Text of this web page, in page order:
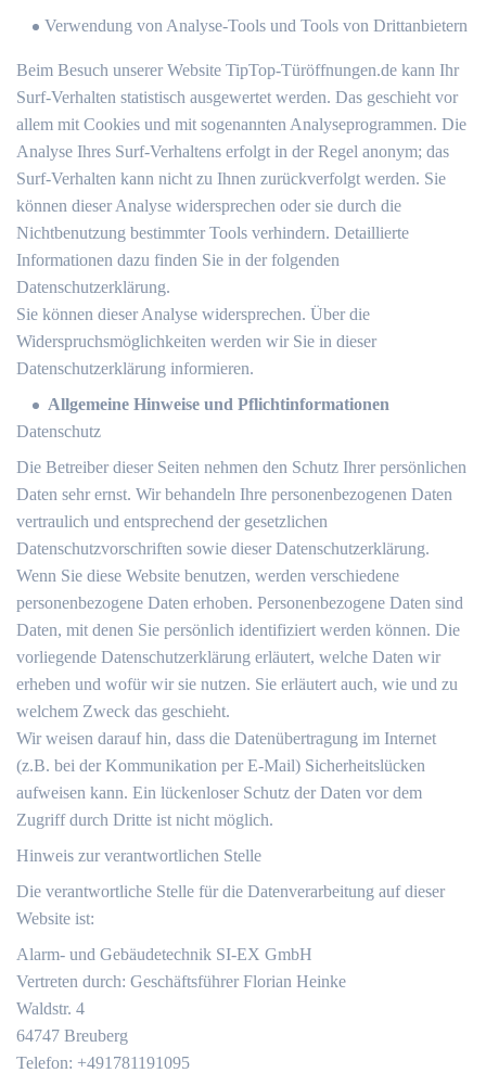
Verwendung von Analyse-Tools und Tools von Drittanbietern
Beim Besuch unserer Website TipTop-Türöffnungen.de kann Ihr
Surf-Verhalten statistisch ausgewertet werden. Das geschieht vor
allem mit Cookies und mit sogenannten Analyseprogrammen. Die
Analyse Ihres Surf-Verhaltens erfolgt in der Regel anonym; das
Surf-Verhalten kann nicht zu Ihnen zurückverfolgt werden. Sie
können dieser Analyse widersprechen oder sie durch die
Nichtbenutzung bestimmter Tools verhindern. Detaillierte
Informationen dazu finden Sie in der folgenden
Datenschutzerklärung.
Sie können dieser Analyse widersprechen. Über die
Widerspruchsmöglichkeiten werden wir Sie in dieser
Datenschutzerklärung informieren.
Allgemeine Hinweise und Pflichtinformationen
Datenschutz
Die Betreiber dieser Seiten nehmen den Schutz Ihrer persönlichen
Daten sehr ernst. Wir behandeln Ihre personenbezogenen Daten
vertraulich und entsprechend der gesetzlichen
Datenschutzvorschriften sowie dieser Datenschutzerklärung.
Wenn Sie diese Website benutzen, werden verschiedene
personenbezogene Daten erhoben. Personenbezogene Daten sind
Daten, mit denen Sie persönlich identifiziert werden können. Die
vorliegende Datenschutzerklärung erläutert, welche Daten wir
erheben und wofür wir sie nutzen. Sie erläutert auch, wie und zu
welchem Zweck das geschieht.
Wir weisen darauf hin, dass die Datenübertragung im Internet
(z.B. bei der Kommunikation per E-Mail) Sicherheitslücken
aufweisen kann. Ein lückenloser Schutz der Daten vor dem
Zugriff durch Dritte ist nicht möglich.
Hinweis zur verantwortlichen Stelle
Die verantwortliche Stelle für die Datenverarbeitung auf dieser
Website ist:
Alarm- und Gebäudetechnik SI-EX GmbH
Vertreten durch: Geschäftsführer Florian Heinke
Waldstr. 4
64747 Breuberg
Telefon: +491781191095